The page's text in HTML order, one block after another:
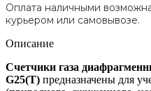
Оплата наличными
курьером или самовывозе.
Описание
Счетчики газа
G25(T) предназначены для